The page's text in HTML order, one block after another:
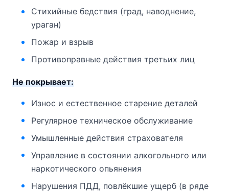
Стихийные бедствия (град, наводнение,
ураган)
Пожар и взрыв
Противоправные действия третьих лиц
Не покрывает:
Износ и естественное старение деталей
Регулярное техническое обслуживание
Умышленные действия страхователя
Управление в состоянии алкогольного или
наркотического опьянения
Нарушения ПДД, повлёкшие ущерб (в ряде